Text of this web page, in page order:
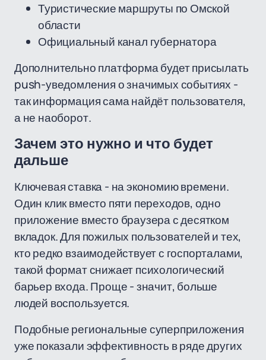
Туристические маршруты по Омской
области
Официальный канал губернатора
Дополнительно платформа будет присылать
push-уведомления о значимых событиях -
так информация сама найдёт пользователя,
а не наоборот.
Зачем это нужно и что будет
дальше
Ключевая ставка - на экономию времени.
Один клик вместо пяти переходов, одно
приложение вместо браузера с десятком
вкладок. Для пожилых пользователей и тех,
кто редко взаимодействует с госпорталами,
такой формат снижает психологический
барьер входа. Проще - значит, больше
людей воспользуется.
Подобные региональные суперприложения
уже показали эффективность в ряде других